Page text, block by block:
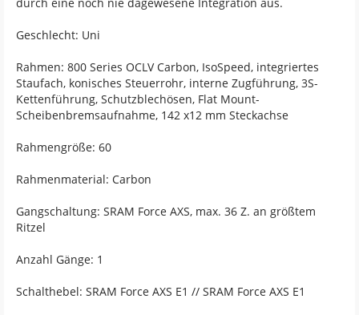
Geschlecht: Uni
Rahmen: 800 Series OCLV Carbon, IsoSpeed, integriertes
Staufach, konisches Steuerrohr, interne Zugführung, 3S-
Kettenführung, Schutzblechösen, Flat Mount-
Scheibenbremsaufnahme, 142 x12 mm Steckachse
Rahmengröße: 60
Rahmenmaterial: Carbon
Gangschaltung: SRAM Force AXS, max. 36 Z. an größtem
Ritzel
Anzahl Gänge: 1
Schalthebel: SRAM Force AXS E1 // SRAM Force AXS E1